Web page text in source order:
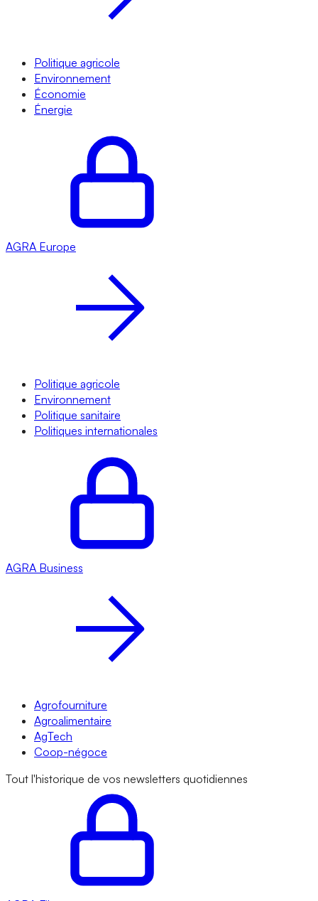
Politique agricole
Environnement
Économie
Énergie
AGRA Europe
Politique agricole
Environnement
Politique sanitaire
Politiques internationales
AGRA Business
Agrofourniture
Agroalimentaire
AgTech
Coop-négoce
Tout l'historique de vos newsletters quotidiennes